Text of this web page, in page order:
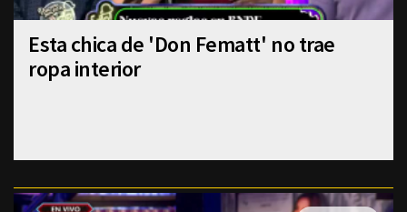
Esta chica de 'Don Fematt' no trae
ropa interior